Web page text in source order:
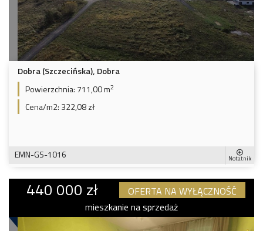
Dobra (Szczecińska), Dobra
Powierzchnia: 711,00 m2
Cena/m2: 322,08 zł
EMN-GS-1016 Notatnik
440 000 zł
OFERTA NA WYŁĄCZNOŚĆ
mieszkanie na sprzedaż